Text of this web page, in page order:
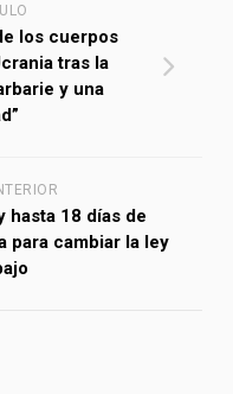
los cuerpos
tras la
y una
hasta 18 días de
para cambiar la ley